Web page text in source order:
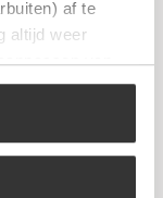
af te
altijd weer
van
u naar ons